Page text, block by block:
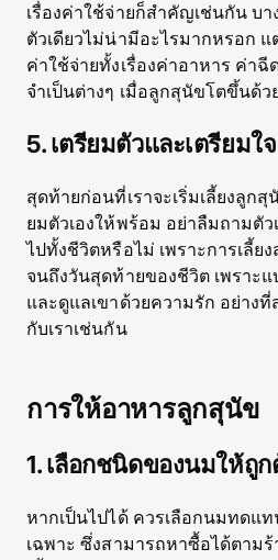
เรื่องค่าใช้จ่ายก็สำคัญเช่นกัน บ
ตัวเดียวไม่น่ามีอะไรมากหรอก แ
ค่าใช้จ่ายทั้งเรื่องค่าอาหาร ค่า
จำเป็นต่างๆ เมื่อลูกสุนัขโตขึ้นด้ว
5. เตรียมตัวและเตรียมใจ
สุดท้ายก่อนที่เราจะเริ่มเลี้ยงลูกสุ
ยมตัวเองให้พร้อม อย่าลืมถามตั
ไปทั้งชีวิตหรือไม่ เพราะการเลี้ย
จนถึงวันสุดท้ายของชีวิต เพราะแ
และดูแลเขาด้วยความรัก อย่าง
กับเราเช่นกัน
การให้อาหารลูกสุนัข
1. เลือกชนิดของนมให้ถูก
หากเป็นไปได้ ควรเลือกนมทดแ
เฉพาะ ซึ่งสามารถหาซื้อได้ตาม